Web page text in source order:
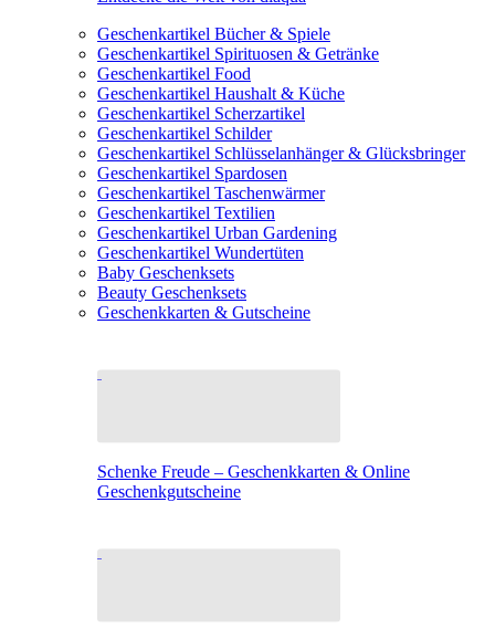
Geschenkartikel Bücher & Spiele
Geschenkartikel Spirituosen & Getränke
Geschenkartikel Food
Geschenkartikel Haushalt & Küche
Geschenkartikel Scherzartikel
Geschenkartikel Schilder
Geschenkartikel Schlüsselanhänger & Glücksbringer
Geschenkartikel Spardosen
Geschenkartikel Taschenwärmer
Geschenkartikel Textilien
Geschenkartikel Urban Gardening
Geschenkartikel Wundertüten
Baby Geschenksets
Beauty Geschenksets
Geschenkkarten & Gutscheine
Schenke Freude – Geschenkkarten & Online
Geschenkgutscheine